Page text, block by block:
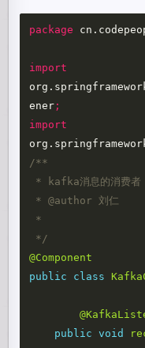
package
import
ener ;
import
/**
*/
@Component
public
class
public
void